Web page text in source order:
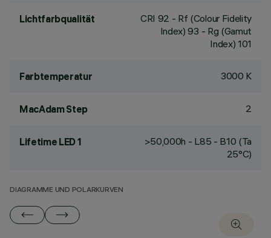
Lichtfarbqualität CRI 92 - Rf (Colour Fidelity
Index) 93 - Rg (Gamut
Index) 101
Farbtemperatur 3000 K
MacAdam Step 2
Lifetime LED 1
>50,000h - L85 - B10 (Ta
25°C)
DIAGRAMME UND POLARKURVEN